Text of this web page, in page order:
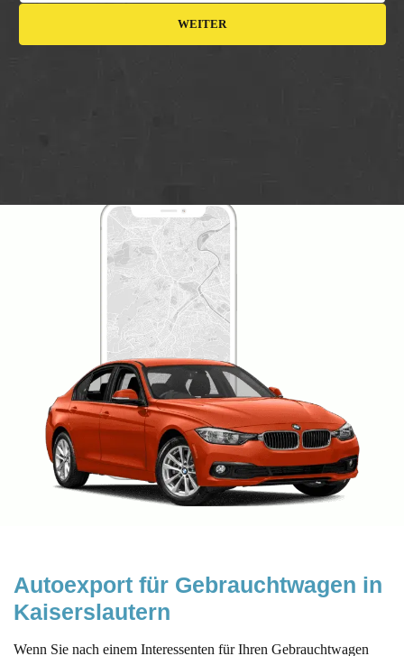
WEITER
Autoexport für Gebrauchtwagen in
Kaiserslautern
Wenn Sie nach einem Interessenten für Ihren Gebrauchtwagen